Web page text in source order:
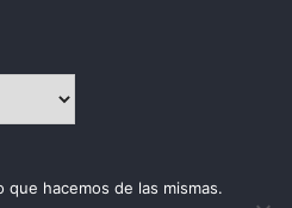
hacemos de las mismas.